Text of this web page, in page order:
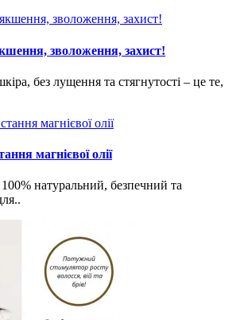
зволоження, захист!
без лущення та стягнутості – це те,
магнієвої олії
натуральний, безпечний та